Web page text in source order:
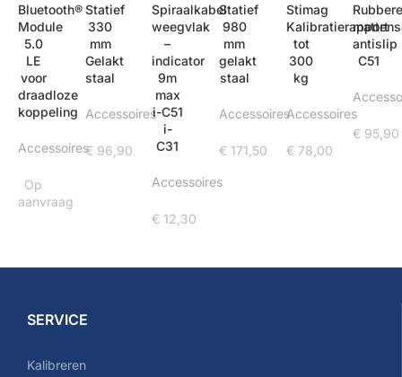
Bluetooth®
Module
5.0
LE
voor
draadloze
koppeling
Accessoires
Op
aanvraag
Statief
330
mm
Gelakt
staal
Accessoires
€ 96,90
Spiraalkabel
weegvlak
–
indicator
9m
max
i-C51
i-
C31
Accessoires
€ 12,30
Statief
980
mm
gelakt
staal
Accessoires
€ 171,50
Stimag
Kalibratierapport
tot
300
kg
Accessoires
€ 78,00
antislip
C51
€ 95,90
SERVICE
Kalibreren